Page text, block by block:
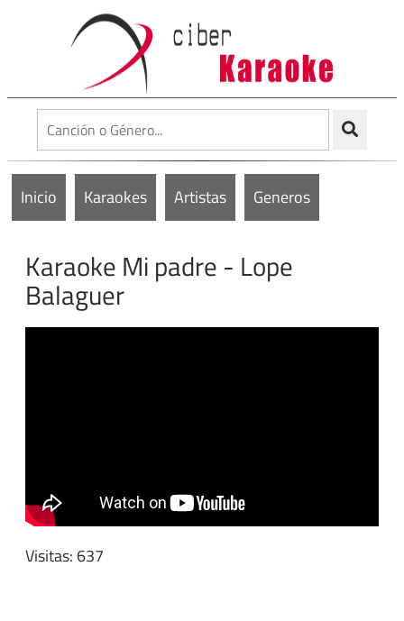
Inicio Karaokes Artistas Generos
Karaoke Mi padre - Lope
Balaguer
Visitas: 637